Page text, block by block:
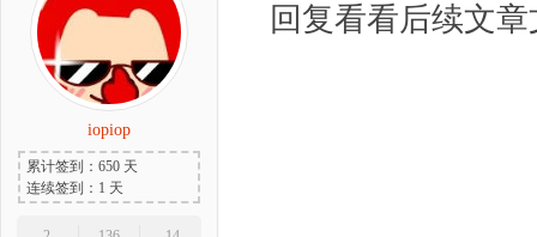
iopiop
累计签到：650 天
连续签到：1 天
回复看看后续文